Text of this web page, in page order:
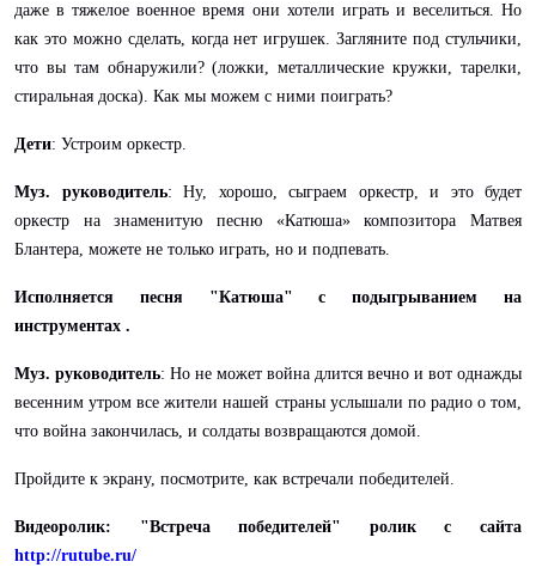
даже в тяжелое военное время они хотели играть и веселиться. Но
как это можно сделать, когда нет игрушек. Загляните под стульчики,
что вы там обнаружили? (ложки, металлические кружки, тарелки,
стиральная доска). Как мы можем с ними поиграть?
Дети: Устроим оркестр.
Муз. руководитель: Ну, хорошо, сыграем оркестр, и это будет
оркестр на знаменитую песню «Катюша» композитора Матвея
Блантера, можете не только играть, но и подпевать.
Исполняется песня "Катюша" с подыгрыванием на
инструментах .
Муз. руководитель: Но не может война длится вечно и вот однажды
весенним утром все жители нашей страны услышали по радио о том,
что война закончилась, и солдаты возвращаются домой.
Пройдите к экрану, посмотрите, как встречали победителей.
Видеоролик: "Встреча победителей" ролик с сайта
http://rutube.ru/